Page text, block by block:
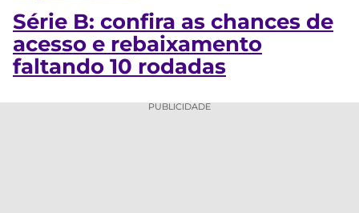
Série B: confira as chances de
acesso e rebaixamento
faltando 10 rodadas
PUBLICIDADE